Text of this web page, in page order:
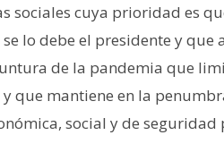
sociales cuya prioridad es
lo debe el presidente y que
de la pandemia que
que mantiene en la
social y de seguridad